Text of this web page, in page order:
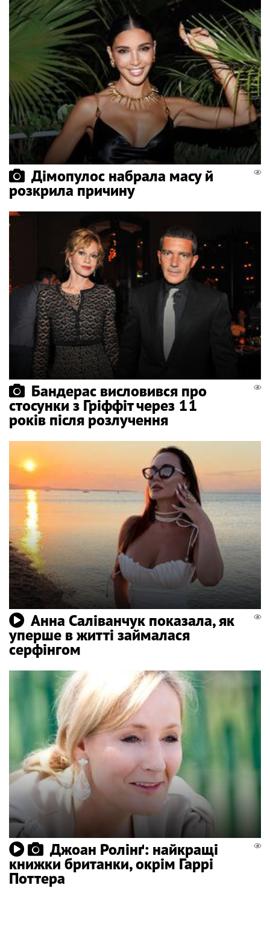
Дімопулос набрала масу й
розкрила причину
Бандерас висловився про
стосунки з Гріффіт через 11
років після розлучення
Анна Саліванчук показала, як
уперше в житті займалася
серфінгом
Джоан Ролінґ: найкращі
книжки британки, окрім Гаррі
Поттера